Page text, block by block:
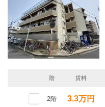
階 賃料
2階 3.3万円